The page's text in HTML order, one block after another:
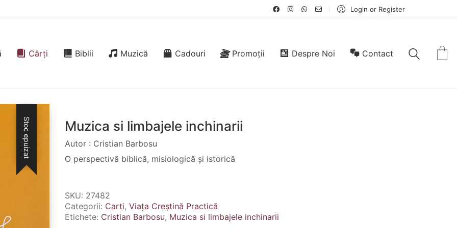
Login or Register
Cărți Biblii Muzică Cadouri Promoții Despre Noi Contact
Stoc epuizat Muzica si limbajele inchinarii
Autor : Cristian Barbosu
O perspectivă biblică, misiologică și istorică
SKU: 27482
Categorii: Carti, Viața Creștină Practică
Etichete: Cristian Barbosu, Muzica si limbajele inchinarii